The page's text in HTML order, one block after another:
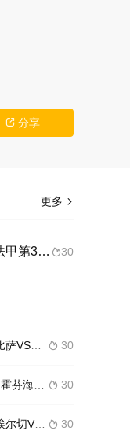
 分享
更多 
30
5月3日 25-26赛季法甲第32轮 尼斯VS朗斯
 30
都灵
 30
尔夫斯堡
 30
塞罗那